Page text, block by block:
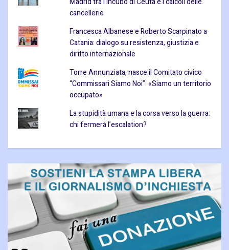
cancellerie
Francesca Albanese e Roberto Scarpinato a
Catania: dialogo su resistenza, giustizia e
diritto internazionale
Torre Annunziata, nasce il Comitato civico
“Commissari Siamo Noi”: «Siamo un territorio
occupato»
La stupidità umana e la corsa verso la guerra:
chi fermerà l’escalation?